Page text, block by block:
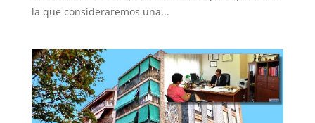
la que consideraremos una...